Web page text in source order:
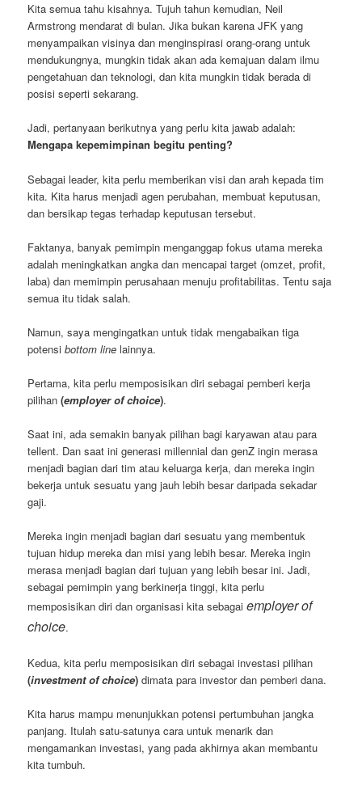
Kita semua tahu kisahnya. Tujuh tahun kemudian, Neil
Armstrong mendarat di bulan. Jika bukan karena JFK yang
menyampaikan visinya dan menginspirasi orang-orang untuk
mendukungnya, mungkin tidak akan ada kemajuan dalam ilmu
pengetahuan dan teknologi, dan kita mungkin tidak berada di
posisi seperti sekarang.
Jadi, pertanyaan berikutnya yang perlu kita jawab adalah:
Mengapa kepemimpinan begitu penting?
Sebagai leader, kita perlu memberikan visi dan arah kepada tim
kita. Kita harus menjadi agen perubahan, membuat keputusan,
dan bersikap tegas terhadap keputusan tersebut.
Faktanya, banyak pemimpin menganggap fokus utama mereka
adalah meningkatkan angka dan mencapai target (omzet, profit,
laba) dan memimpin perusahaan menuju profitabilitas. Tentu saja
semua itu tidak salah.
Namun, saya mengingatkan untuk tidak mengabaikan tiga
potensibottom line lainnya.
Pertama, kita perlu memposisikan diri sebagai pemberi kerja
pilihan(employer of choice).
Saat ini, ada semakin banyak pilihan bagi karyawan atau para
tellent. Dan saat ini generasi millennial dan genZ ingin merasa
menjadi bagian dari tim atau keluarga kerja, dan mereka ingin
bekerja untuk sesuatu yang jauh lebih besar daripada sekadar
gaji.
Mereka ingin menjadi bagian dari sesuatu yang membentuk
tujuan hidup mereka dan misi yang lebih besar. Mereka ingin
merasa menjadi bagian dari tujuan yang lebih besar ini. Jadi,
sebagai pemimpin yang berkinerja tinggi, kita perlu
memposisikan diri dan organisasi kita sebagaiemployer of
choice.
Kedua, kita perlu memposisikan diri sebagai investasi pilihan
(investment of choice) dimata para investor dan pemberi dana.
Kita harus mampu menunjukkan potensi pertumbuhan jangka
panjang. Itulah satu-satunya cara untuk menarik dan
mengamankan investasi, yang pada akhirnya akan membantu
kita tumbuh.